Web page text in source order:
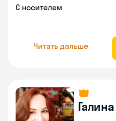
С носителем
Читать дальше
Галина